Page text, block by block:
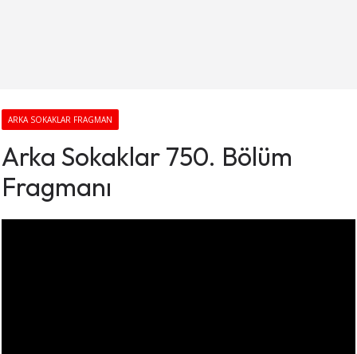
ARKA SOKAKLAR FRAGMAN
Arka Sokaklar 750. Bölüm
Fragmanı